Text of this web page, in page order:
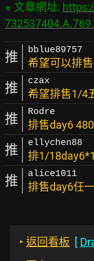
※ 文章網址:
推 bblue89757
希望可以排
推 czax
希望排售1/4
推 Rodre
排售day6
推 ellychen88
排1/
推 alice1011
排售day6任
‣ 返回看板 [